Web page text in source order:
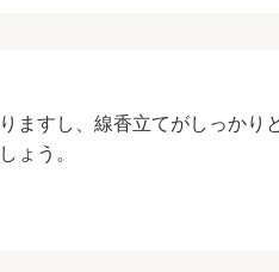
ますし、線香立てがしっかり
ょう。